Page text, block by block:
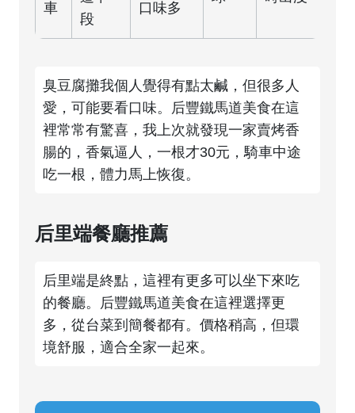
車
段
口味多
臭豆腐攤我個人覺得有點太鹹，但很多人
愛，可能要看口味。后豐鐵馬道美食在這
裡常常有驚喜，我上次就發現一家賣烤香
腸的，香氣逼人，一根才30元，騎車中途
吃一根，體力馬上恢復。
后里端餐廳推薦
后里端是終點，這裡有更多可以坐下來吃
的餐廳。后豐鐵馬道美食在這裡選擇更
多，從台菜到簡餐都有。價格稍高，但環
境舒服，適合全家一起來。